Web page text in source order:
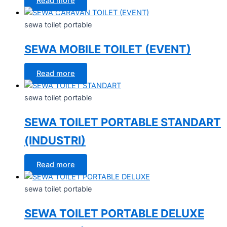
sewa toilet portable
SEWA MOBILE TOILET (EVENT)
Read more
sewa toilet portable
SEWA TOILET PORTABLE STANDART
(INDUSTRI)
Read more
sewa toilet portable
SEWA TOILET PORTABLE DELUXE